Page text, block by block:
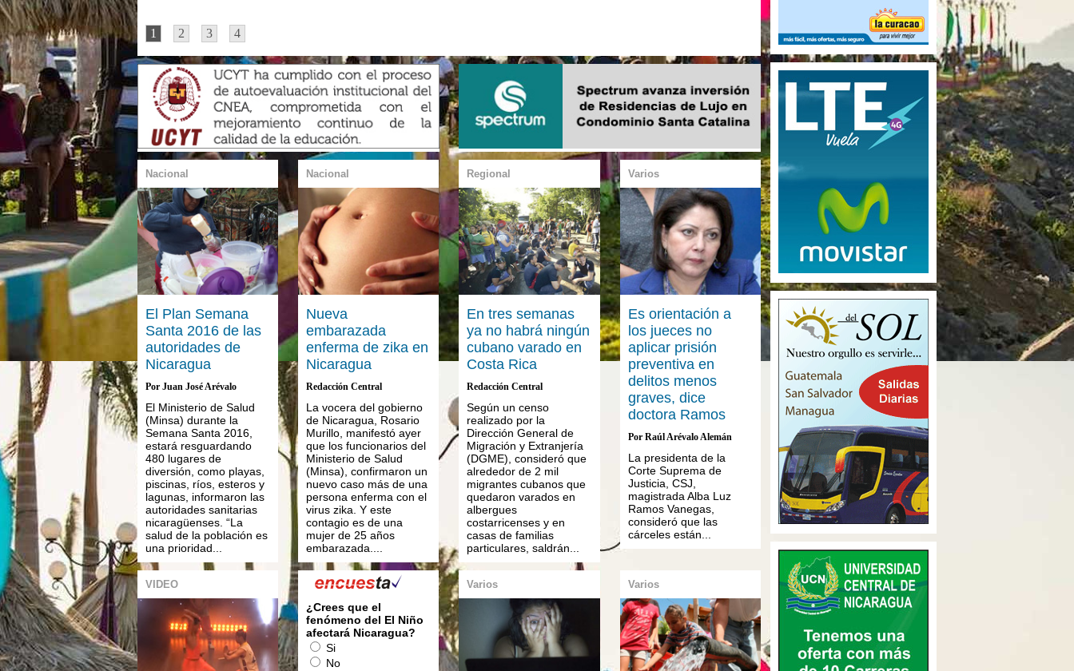
1 2 3 4
Nacional
El Plan Semana
Santa 2016 de las
autoridades de
Nicaragua
Por Juan José Arévalo
El Ministerio de Salud
(Minsa) durante la
Semana Santa 2016,
estará resguardando
480 lugares de
diversión, como playas,
piscinas, ríos, esteros y
lagunas, informaron las
autoridades sanitarias
nicaragüenses. “La
salud de la población es
una prioridad...
Nacional
Nueva
embarazada
enferma de zika en
Nicaragua
Redacción Central
La vocera del gobierno
de Nicaragua, Rosario
Murillo, manifestó ayer
que los funcionarios del
Ministerio de Salud
(Minsa), confirmaron un
nuevo caso más de una
persona enferma con el
virus zika. Y este
contagio es de una
mujer de 25 años
embarazada....
Regional
En tres semanas
ya no habrá ningún
cubano varado en
Costa Rica
Redacción Central
Según un censo
realizado por la
Dirección General de
Migración y Extranjería
(DGME), consideró que
alrededor de 2 mil
migrantes cubanos que
quedaron varados en
albergues
costarricenses y en
casas de familias
particulares, saldrán...
Varios
Es orientación a
los jueces no
aplicar prisión
preventiva en
delitos menos
graves, dice
doctora Ramos
Por Raúl Arévalo Alemán
La presidenta de la
Corte Suprema de
Justicia, CSJ,
magistrada Alba Luz
Ramos Vanegas,
consideró que las
cárceles están...
VIDEO
¿Crees que el
fenómeno del El Niño
afectará Nicaragua?
Si
No
Varios Varios